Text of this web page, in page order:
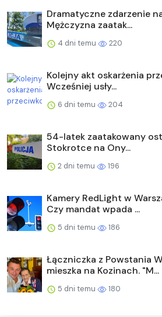
Dramatyczne zdarzenie
Mężczyzna zaatak...
4 dni temu 220
Kolejny akt oskarżenia
Wcześniej usły...
6 dni temu 204
54-latek zaatakowany
Stokrotce na Ony...
2 dni temu 196
Kamery RedLight w
Czy mandat wpada ...
5 dni temu 186
Łączniczka z Powstania
mieszka na Kozinach. "M...
5 dni temu 180